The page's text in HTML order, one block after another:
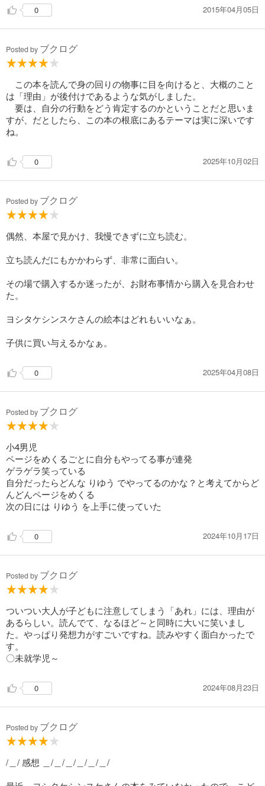
0 2015年04月05日
Posted by ブクログ
この本を読んで身の回りの物事に目を向けると、大概のこと
は「理由」が後付けであるような気がしました。
要は、自分の行動をどう肯定するのかということだと思いま
すが、だとしたら、この本の根底にあるテーマは実に深いです
ね。
0 2025年10月02日
Posted by ブクログ
偶然、本屋で見かけ、我慢できずに立ち読む。
立ち読んだにもかかわらず、非常に面白い。
その場で購入するか迷ったが、お財布事情から購入を見合わせ
た。
ヨシタケシンスケさんの絵本はどれもいいなぁ。
子供に買い与えるかなぁ。
0 2025年04月08日
Posted by ブクログ
小4男児
ページをめくるごとに自分もやってる事が連発
ゲラゲラ笑っている
自分だったらどんな りゆう でやってるのかな？と考えてからど
んどんページをめくる
次の日には りゆう を上手に使っていた
0 2024年10月17日
Posted by ブクログ
ついつい大人が子どもに注意してしまう「あれ」には、理由が
あるらしい。読んでて、なるほど～と同時に大いに笑いまし
た。やっぱり発想力がすごいですね。読みやすく面白かったで
す。
〇未就学児～
0 2024年08月23日
Posted by ブクログ
/＿/ 感想 ＿/＿/＿/＿/＿/＿/